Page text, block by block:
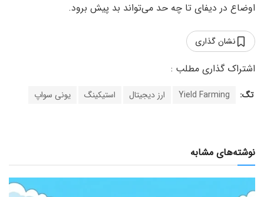
اوضاع در دیفای تا چه حد می‌تواند بد پیش برود.
نشان گذاری
تگ: Yield Farming ارز دیجیتال استیکینگ یونی سواپ
نوشته‌های مشابه